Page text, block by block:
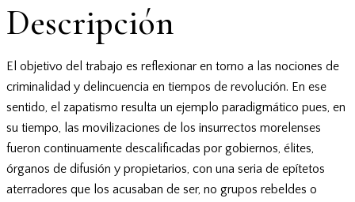
Descripción
El objetivo del trabajo es reflexionar en torno a las nociones de
criminalidad y delincuencia en tiempos de revolución. En ese
sentido, el zapatismo resulta un ejemplo paradigmático pues, en
su tiempo, las movilizaciones de los insurrectos morelenses
fueron continuamente descalificadas por gobiernos, élites,
órganos de difusión y propietarios, con una seria de epítetos
aterradores que los acusaban de ser, no grupos rebeldes o